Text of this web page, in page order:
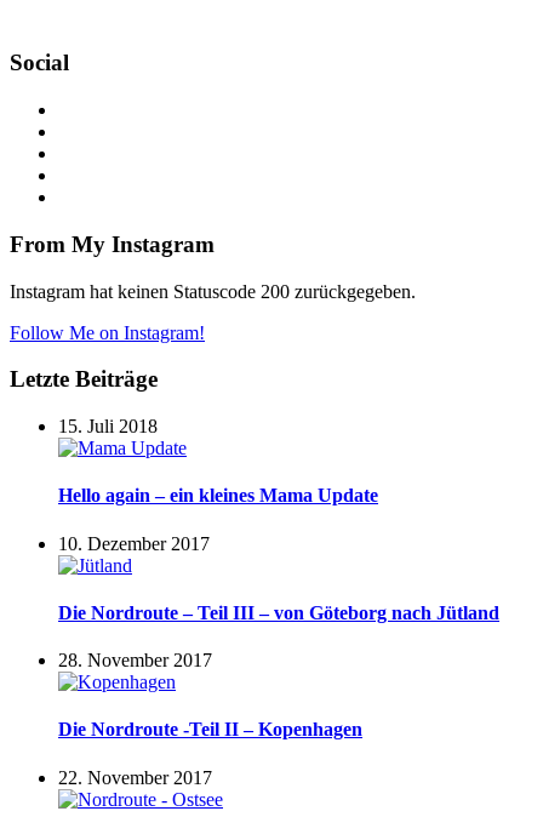
Social
From My Instagram
Instagram hat keinen Statuscode 200 zurückgegeben.
Follow Me on Instagram!
Letzte Beiträge
15. Juli 2018
Hello again – ein kleines Mama Update
10. Dezember 2017
Die Nordroute – Teil III – von Göteborg nach Jütland
28. November 2017
Die Nordroute -Teil II – Kopenhagen
22. November 2017